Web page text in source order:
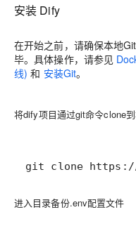
安装 Dify
在开始之前， 请确保本地
毕。具体操作，请参见
线) 和 安装Git。
将dify项目通过git命令clone
git clone
进入目录备份.env配置文件